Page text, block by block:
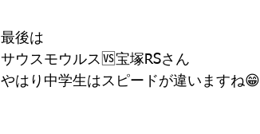
最後は
サウスモウルス🆚宝塚RSさん
やはり中学生はスピードが違いますね😁